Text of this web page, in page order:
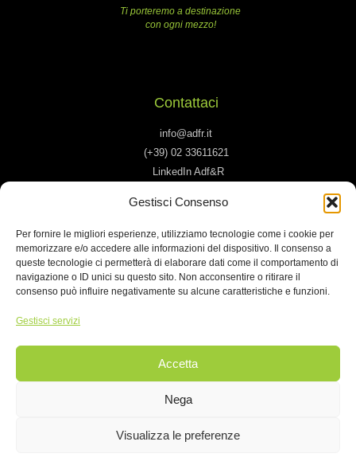
Gestisci Consenso
Per fornire le migliori esperienze, utilizziamo tecnologie come i cookie per
memorizzare e/o accedere alle informazioni del dispositivo. Il consenso a
queste tecnologie ci permetterà di elaborare dati come il comportamento di
navigazione o ID unici su questo sito. Non acconsentire o ritirare il
consenso può influire negativamente su alcune caratteristiche e funzioni.
Gestisci servizi
Accetta
Nega
Visualizza le preferenze
Ti porteremo a destinazione
con ogni mezzo!
Contattaci
info@adfr.it
(+39) 02 33611621
LinkedIn Adf&R
Dove siamo
Corso Sempione, 8
Milano - 20154
Italy
Adf&R S.r.l. | P.IVA 08265940158
Cookie Policy |Privacy Policy